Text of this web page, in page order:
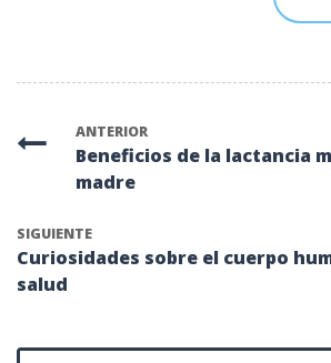
ANTERIOR
Beneficios de la lactancia
madre
SIGUIENTE
Curiosidades sobre el cuerpo
salud